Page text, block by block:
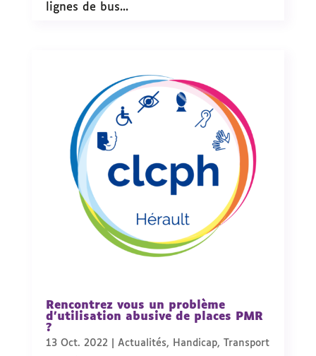
lignes de bus...
Rencontrez vous un problème
d’utilisation abusive de places PMR
?
13 Oct. 2022 Actualités, Handicap, Transport